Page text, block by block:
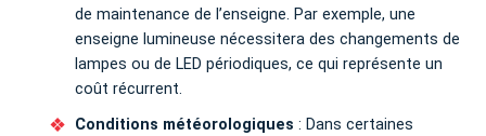
de maintenance de l’enseigne. Par exemple, une
enseigne lumineuse nécessitera des changements de
lampes ou de LED périodiques, ce qui représente un
coût récurrent.
Conditions météorologiques : Dans certaines